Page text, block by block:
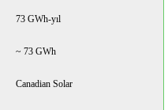
73 GWh-yıl
~ 73 GWh
Canadian Solar